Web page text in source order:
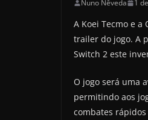
Nuno Nêveda 1
A Koei Tecmo e
trailer do jogo. A
Switch 2 este
O jogo será uma
permitindo aos
combates